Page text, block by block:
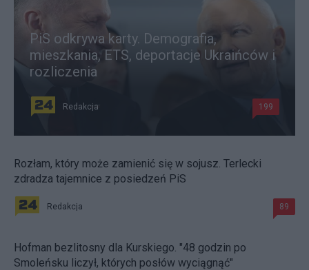
PiS odkrywa karty. Demografia,
mieszkania, ETS, deportacje Ukraińców i
rozliczenia
Redakcja 199
Rozłam, który może zamienić się w sojusz. Terlecki
zdradza tajemnice z posiedzeń PiS
Redakcja 89
Hofman bezlitosny dla Kurskiego. "48 godzin po
Smoleńsku liczył, których posłów wyciągnąć"